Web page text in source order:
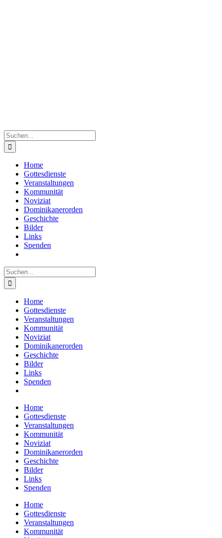
Suche
nach:
Home
Gottesdienste
Veranstaltungen
Kommunität
Noviziat
Dominikanerorden
Geschichte
Bilder
Links
Spenden
Suche
nach:
Home
Gottesdienste
Veranstaltungen
Kommunität
Noviziat
Dominikanerorden
Geschichte
Bilder
Links
Spenden
Home
Gottesdienste
Veranstaltungen
Kommunität
Noviziat
Dominikanerorden
Geschichte
Bilder
Links
Spenden
Home
Gottesdienste
Veranstaltungen
Kommunität